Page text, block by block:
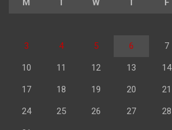
M T W T F
3 4 5 6 7
10 11 12 13 14
17 18 19 20 21
24 25 26 27 28